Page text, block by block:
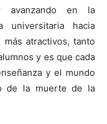
avanzando en la
universitaria hacia
atractivos, tanto
y es que cada
y el mundo
de la muerte de la